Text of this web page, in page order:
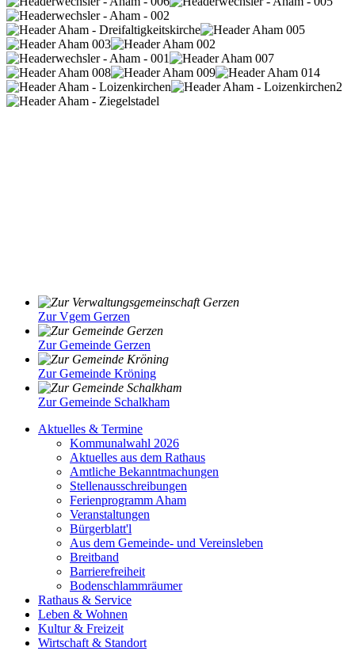
Zur Vgem Gerzen
Zur Gemeinde Gerzen
Zur Gemeinde Kröning
Zur Gemeinde Schalkham
Aktuelles & Termine
Kommunalwahl 2026
Aktuelles aus dem Rathaus
Amtliche Bekanntmachungen
Stellenausschreibungen
Ferienprogramm Aham
Veranstaltungen
Bürgerblatt'l
Aus dem Gemeinde- und Vereinsleben
Breitband
Barrierefreiheit
Bodenschlammräumer
Rathaus & Service
Leben & Wohnen
Kultur & Freizeit
Wirtschaft & Standort